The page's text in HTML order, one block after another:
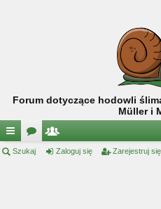
Forum dotyczące hodowli
Müller i
ię or ży
Szukaj Zaloguj się Zarejestruj się